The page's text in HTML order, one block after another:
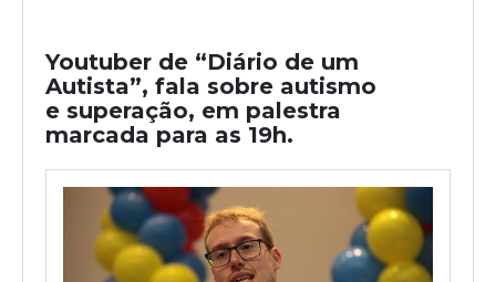
Youtuber de “Diário de um
Autista”, fala sobre autismo
e superação, em palestra
marcada para as 19h.